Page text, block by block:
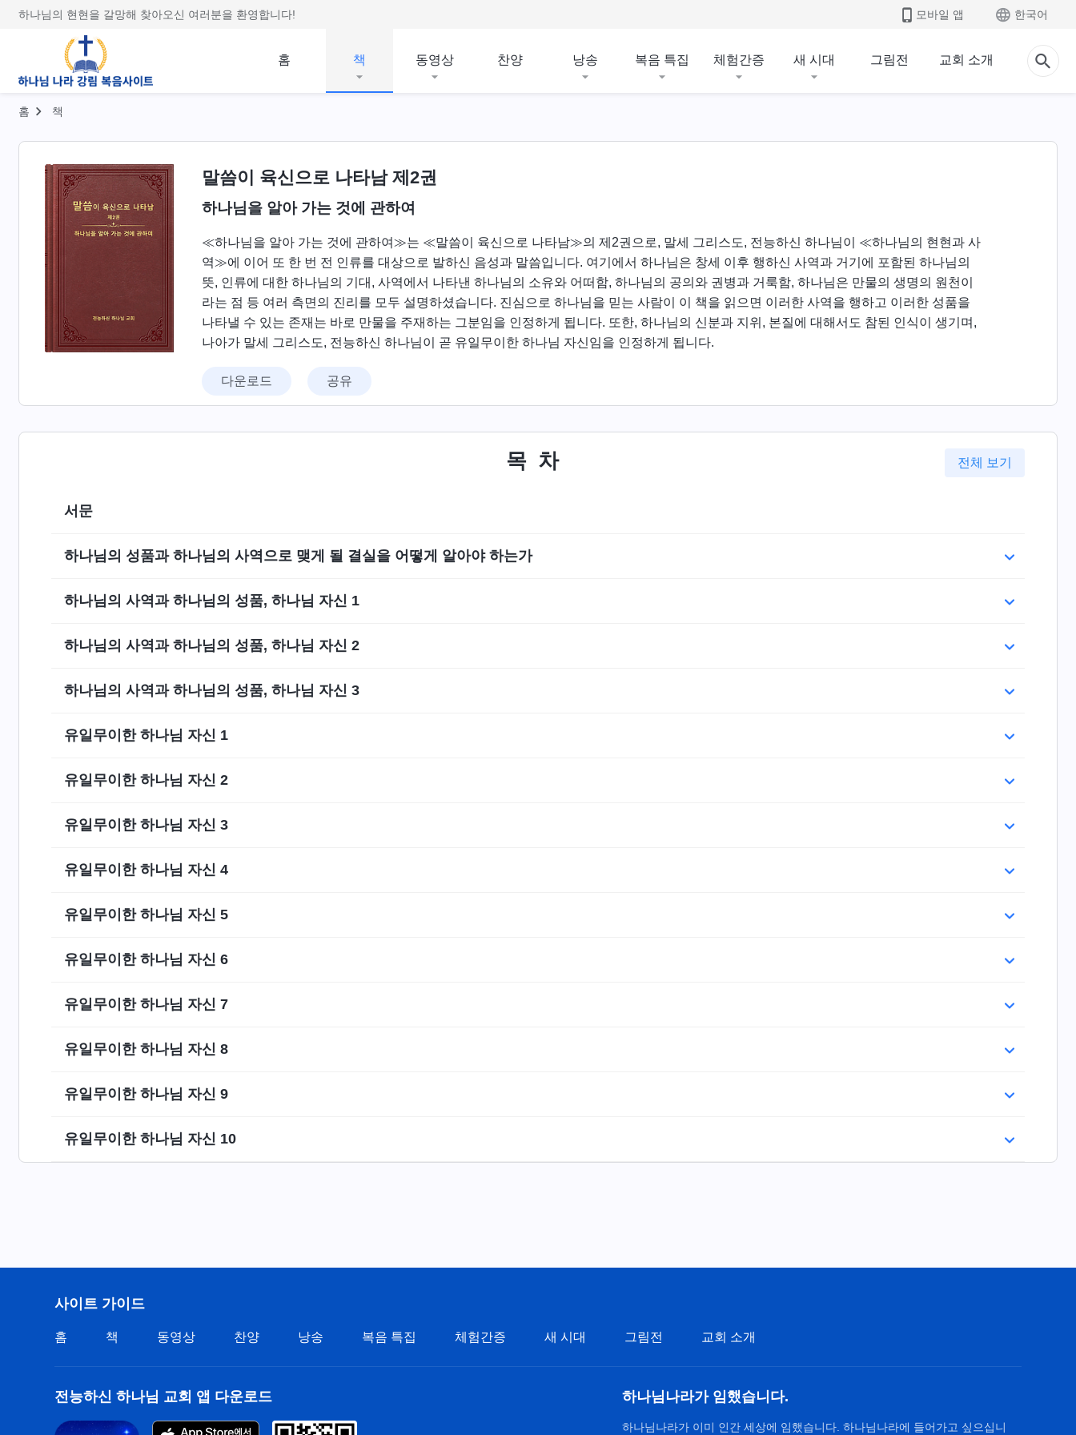
하나님의 현현을 갈망해 찾아오신 여러분을 환영합니다! 모바일 앱 한국어
홈 책 동영상 찬양 낭송 복음 특집 체험간증 새 시대 그림전 교회 소개
홈 책
말씀이 육신으로 나타남 제2권
하나님을 알아 가는 것에 관하여
≪하나님을 알아 가는 것에 관하여≫는 ≪말씀이 육신으로 나타남≫의 제2권으로, 말세 그리스도, 전능하신 하나님이 ≪하나님의 현현과 사
역≫에 이어 또 한 번 전 인류를 대상으로 발하신 음성과 말씀입니다. 여기에서 하나님은 창세 이후 행하신 사역과 거기에 포함된 하나님의
뜻, 인류에 대한 하나님의 기대, 사역에서 나타낸 하나님의 소유와 어떠함, 하나님의 공의와 권병과 거룩함, 하나님은 만물의 생명의 원천이
라는 점 등 여러 측면의 진리를 모두 설명하셨습니다. 진심으로 하나님을 믿는 사람이 이 책을 읽으면 이러한 사역을 행하고 이러한 성품을
나타낼 수 있는 존재는 바로 만물을 주재하는 그분임을 인정하게 됩니다. 또한, 하나님의 신분과 지위, 본질에 대해서도 참된 인식이 생기며,
나아가 말세 그리스도, 전능하신 하나님이 곧 유일무이한 하나님 자신임을 인정하게 됩니다.
다운로드 공유
목차 전체 보기
서문
하나님의 성품과 하나님의 사역으로 맺게 될 결실을 어떻게 알아야 하는가
하나님의 사역과 하나님의 성품, 하나님 자신 1
하나님의 사역과 하나님의 성품, 하나님 자신 2
하나님의 사역과 하나님의 성품, 하나님 자신 3
유일무이한 하나님 자신 1
유일무이한 하나님 자신 2
유일무이한 하나님 자신 3
유일무이한 하나님 자신 4
유일무이한 하나님 자신 5
유일무이한 하나님 자신 6
유일무이한 하나님 자신 7
유일무이한 하나님 자신 8
유일무이한 하나님 자신 9
유일무이한 하나님 자신 10
사이트 가이드
홈 책 동영상 찬양 낭송 복음 특집 체험간증 새 시대 그림전 교회 소개
전능하신 하나님 교회 앱 다운로드 하나님나라가 임했습니다.
하나님나라가 이미 인간 세상에 임했습니다. 하나님나라에 들어가고 싶으십니